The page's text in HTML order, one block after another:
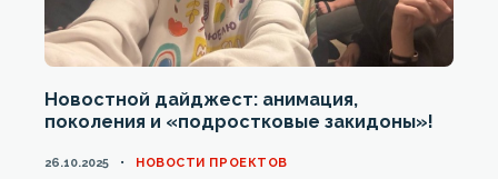
Новостной дайджест: анимация,
поколения и «подростковые закидоны»!
26.10.2025 CATEGORIES
НОВОСТИ ПРОЕКТОВ